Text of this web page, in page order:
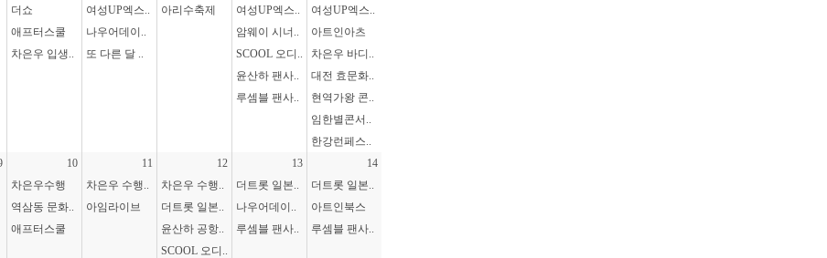
더쇼
애프터스쿨
차은우 입생..
여성UP엑스..
나우어데이..
또 다른 달 ..
아리수축제
여성UP엑스..
암웨이 시너..
SCOOL 오디..
윤산하 팬사..
루셈블 팬사..
여성UP엑스..
아트인아츠
차은우 바디..
대전 효문화..
현역가왕 콘..
임한별콘서..
한강런페스..
10
차은우수행
역삼동 문화..
애프터스쿨
11
차은우 수행..
아임라이브
12
차은우 수행..
더트롯 일본..
윤산하 공항..
SCOOL 오디..
13
더트롯 일본..
나우어데이..
루셈블 팬사..
14
더트롯 일본..
아트인북스
루셈블 팬사..